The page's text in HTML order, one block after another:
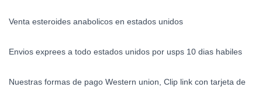
Venta esteroides anabolicos en estados unidos
Envios exprees a todo estados unidos por usps 10 dias habiles
Nuestras formas de pago Western union, Clip link con tarjeta de